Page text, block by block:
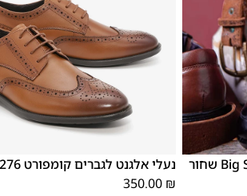
נעלי אלגנט לגברים קומפורט 182276 טבק
350.00 ₪